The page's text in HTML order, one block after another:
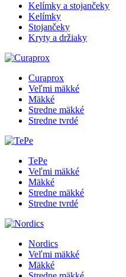
Kelímky a stojančeky
Kelímky
Stojančeky
Kryty a držiaky
Curaprox
Veľmi mäkké
Mäkké
Stredne mäkké
Stredne tvrdé
TePe
Veľmi mäkké
Mäkké
Stredne mäkké
Stredne tvrdé
Nordics
Veľmi mäkké
Mäkké